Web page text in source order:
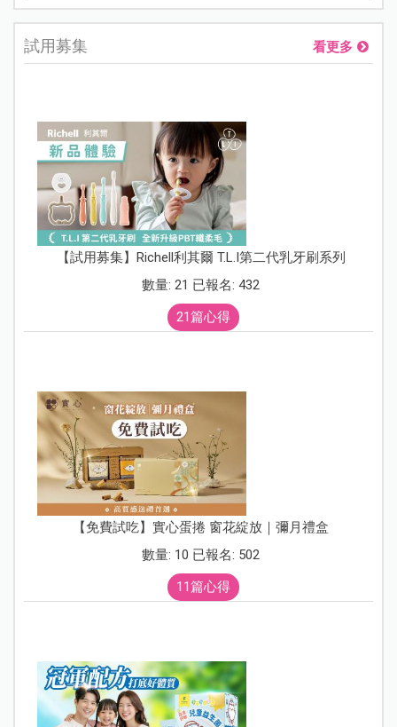
試用募集 看更多
【試用募集】Richell利其爾 T.L.I第二代乳牙刷系列
數量: 21 已報名: 432
21篇心得
【免費試吃】實心蛋捲 窗花綻放｜彌月禮盒
數量: 10 已報名: 502
11篇心得